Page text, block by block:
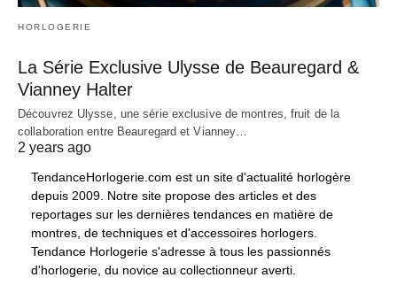
HORLOGERIE
La Série Exclusive Ulysse de Beauregard &
Vianney Halter
Découvrez Ulysse, une série exclusive de montres, fruit de la
collaboration entre Beauregard et Vianney…
2 years ago
TendanceHorlogerie.com est un site d'actualité horlogère
depuis 2009. Notre site propose des articles et des
reportages sur les dernières tendances en matière de
montres, de techniques et d'accessoires horlogers.
Tendance Horlogerie s'adresse à tous les passionnés
d'horlogerie, du novice au collectionneur averti.